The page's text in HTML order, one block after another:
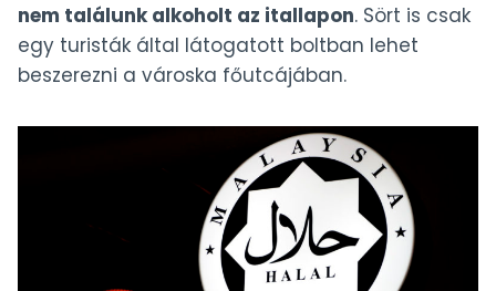
nem találunk alkoholt az itallapon. Sört is csak
egy turisták által látogatott boltban lehet
beszerezni a városka főutcájában.